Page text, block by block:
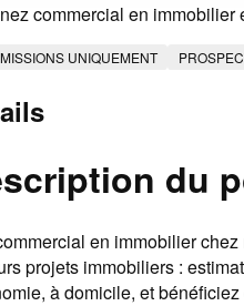
commercial en
UNIQUEMENT
du
en immobilier
projets immobiliers :
à domicile, et